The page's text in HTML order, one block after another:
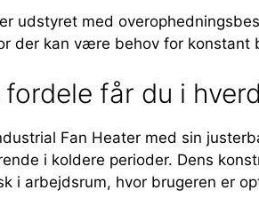
udstyret med
der kan være behov for konstant
fordele får du i
Fan Heater med sin
i koldere perioder. Dens
i arbejdsrum, hvor brugeren er